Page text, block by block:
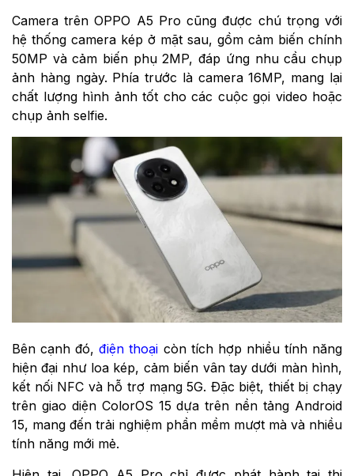
Camera trên OPPO A5 Pro cũng được chú trọng với
hệ thống camera kép ở mặt sau, gồm cảm biến chính
50MP và cảm biến phụ 2MP, đáp ứng nhu cầu chụp
ảnh hàng ngày. Phía trước là camera 16MP, mang lại
chất lượng hình ảnh tốt cho các cuộc gọi video hoặc
chụp ảnh selfie.
Bên cạnh đó,điện thoại còn tích hợp nhiều tính năng
hiện đại như loa kép, cảm biến vân tay dưới màn hình,
kết nối NFC và hỗ trợ mạng 5G. Đặc biệt, thiết bị chạy
trên giao diện ColorOS 15 dựa trên nền tảng Android
15, mang đến trải nghiệm phần mềm mượt mà và nhiều
tính năng mới mẻ.